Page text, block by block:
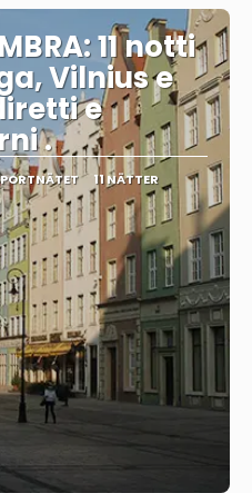
11 notti
Vilnius e
e
.
11 NÄTTER